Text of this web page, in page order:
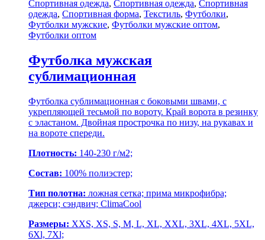
Спортивная одежда, Спортивная одежда, Спортивная
одежда, Спортивная форма, Текстиль, Футболки,
Футболки мужские, Футболки мужские оптом,
Футболки оптом
Футболка мужская
сублимационная
Футболка сублимационная с боковыми швами, с
укрепляющей тесьмой по вороту. Край ворота в резинку
с эластаном. Двойная прострочка по низу, на рукавах и
на вороте спереди.
Плотность: 140-230 г/м2;
Состав: 100% полиэстер;
Тип полотна: ложная сетка; прима микрофибра;
джерси; сэндвич; ClimaCool
Размеры: XXS, XS, S, M, L, XL, XXL, 3XL, 4XL, 5XL,
6Xl, 7Xl;